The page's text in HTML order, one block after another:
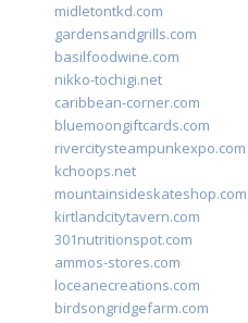
midletontkd.com
gardensandgrills.com
basilfoodwine.com
nikko-tochigi.net
caribbean-corner.com
bluemoongiftcards.com
rivercitysteampunkexpo.com
kchoops.net
mountainsideskateshop.com
kirtlandcitytavern.com
301nutritionspot.com
ammos-stores.com
loceanecreations.com
birdsongridgefarm.com